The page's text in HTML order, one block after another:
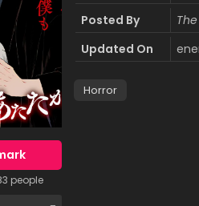
people
Posted By
Updated On
Horror